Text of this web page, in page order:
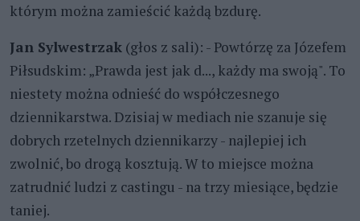
którym można zamieścić każdą bzdurę.
Jan Sylwestrzak (głos z sali): - Powtórzę za Józefem
Piłsudskim: „Prawda jest jak d..., każdy ma swoją". To
niestety można odnieść do współczesnego
dziennikarstwa. Dzisiaj w mediach nie szanuje się
dobrych rzetelnych dziennikarzy - najlepiej ich
zwolnić, bo drogą kosztują. W to miejsce można
zatrudnić ludzi z castingu - na trzy miesiące, będzie
taniej.